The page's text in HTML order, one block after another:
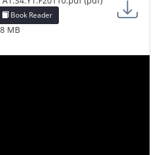
Book Reader
MB